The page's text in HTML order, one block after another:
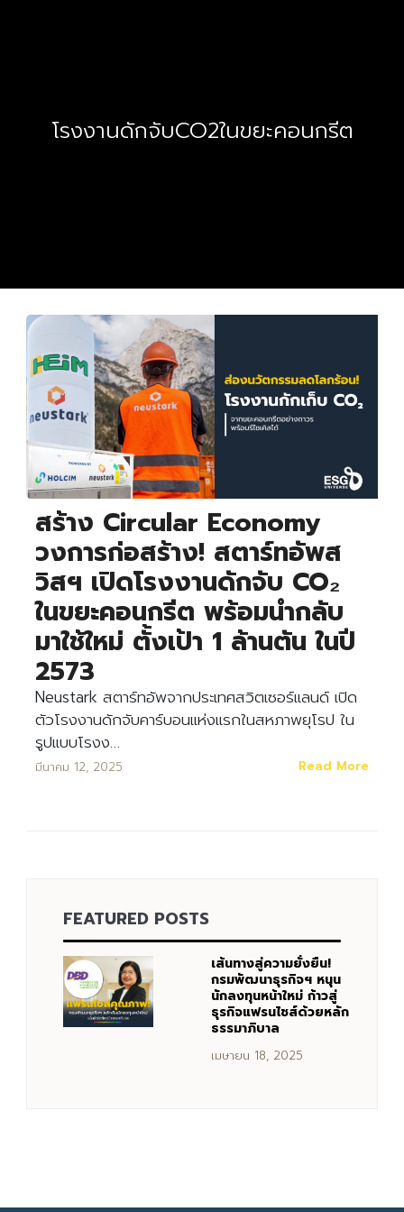
โรงงานดักจับCO2ในขยะคอนกรีต
สร้าง Circular Economy
วงการก่อสร้าง! สตาร์ทอัพส
วิสฯ เปิดโรงงานดักจับ CO₂
ในขยะคอนกรีต พร้อมนำกลับ
มาใช้ใหม่ ตั้งเป้า 1 ล้านตัน ในปี
2573
Neustark สตาร์ทอัพจากประเทศสวิตเซอร์แลนด์ เปิด
ตัวโรงงานดักจับคาร์บอนแห่งแรกในสหภาพยุโรป ใน
รูปแบบโรงง…
มีนาคม 12, 2025 Read More
FEATURED POSTS
เส้นทางสู่ความยั่งยืน!
กรมพัฒนาธุรกิจฯ หนุน
นักลงทุนหน้าใหม่ ก้าวสู่
ธุรกิจแฟรนไชส์ด้วยหลัก
ธรรมาภิบาล
เมษายน 18, 2025